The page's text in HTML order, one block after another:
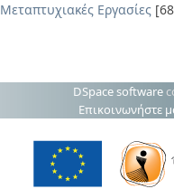
Μεταπτυχιακές Εργασίες
DSpace software
Επικοινωνήστε